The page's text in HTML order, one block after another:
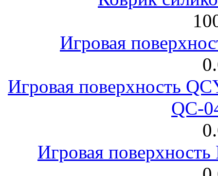
Игровая
Игровая поверхность
QC-
Игровая